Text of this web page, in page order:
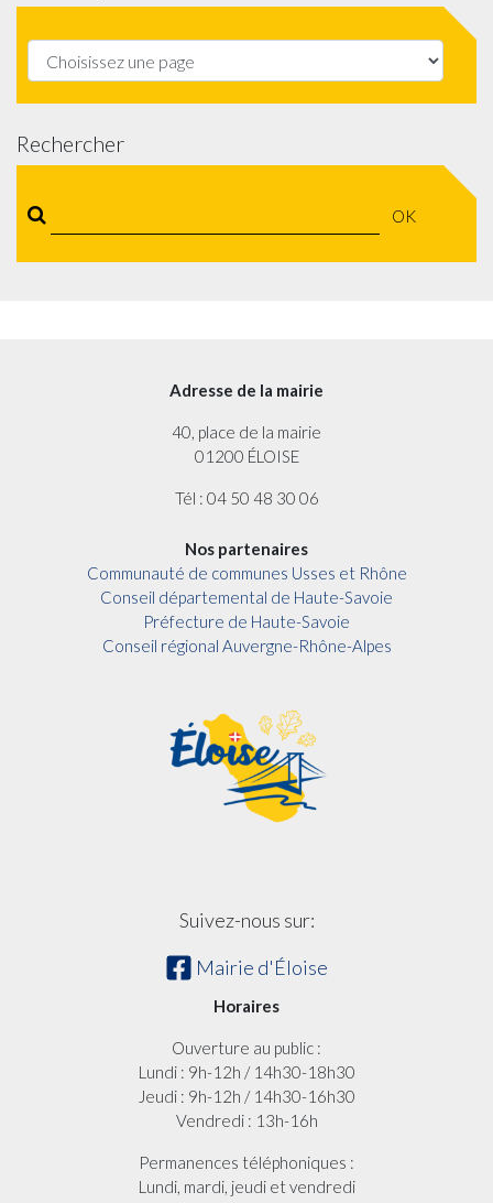
Rechercher
OK
Adresse de la mairie
40, place de la mairie
01200 ÉLOISE
Tél : 04 50 48 30 06
Nos partenaires
Communauté de communes Usses et Rhône
Conseil départemental de Haute-Savoie
Préfecture de Haute-Savoie
Conseil régional Auvergne-Rhône-Alpes
Suivez-nous sur:
Mairie d'Éloise
Horaires
Ouverture au public :
Lundi : 9h-12h / 14h30-18h30
Jeudi : 9h-12h / 14h30-16h30
Vendredi : 13h-16h
Permanences téléphoniques :
Lundi, mardi, jeudi et vendredi